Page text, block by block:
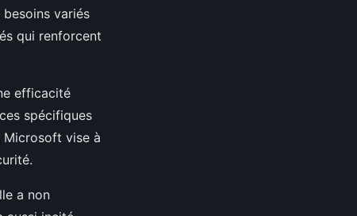
variés
qui renforcent
efficacité
spécifiques
Microsoft vise à
a non